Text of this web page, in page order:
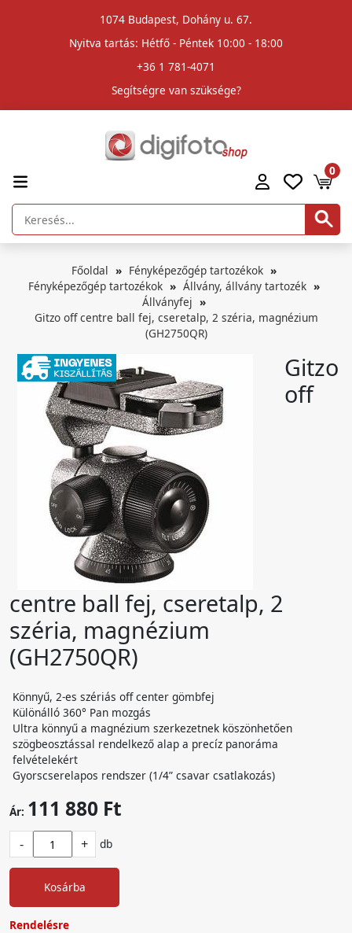
1074 Budapest, Dohány u. 67.
Nyitva tartás: Hétfő - Péntek 10:00 - 18:00
+36 1 781-4071
Segítségre van szüksége?
0
Főoldal
Fényképezőgép tartozékok
Fényképezőgép tartozékok
Állvány, állvány tartozék
Állványfej
Gitzo off centre ball fej, cseretalp, 2 széria, magnézium
(GH2750QR)
Gitzo
off
centre ball fej, cseretalp, 2
széria, magnézium
(GH2750QR)
Könnyű, 2-es szériás off center gömbfej
Különálló 360° Pan mozgás
Ultra könnyű a magnézium szerkezetnek köszönhetően
szögbeosztással rendelkező alap a precíz panoráma
felvételekért
Gyorscserelapos rendszer (1/4” csavar csatlakozás)
Ár: 111 880 Ft
- + db
Kosárba
Rendelésre